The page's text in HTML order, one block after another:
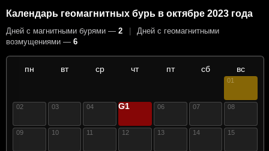
Календарь геомагнитных бурь в октябре 2023 года
Дней с магнитными бурями — 2 |
Дней с геомагнитными
возмущениями — 6
пн вт ср чт пт сб вс
01
02 03 04 05
G1 06 07 08
09 10 11 12 13 14 15